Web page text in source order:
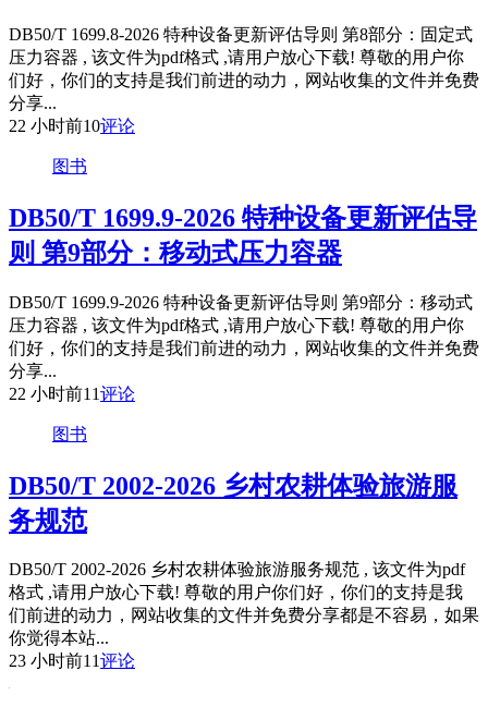
DB50/T 1699.8-2026 特种设备更新评估导则 第8部分：固定式
压力容器 , 该文件为pdf格式 ,请用户放心下载! 尊敬的用户你
们好，你们的支持是我们前进的动力，网站收集的文件并免费
分享...
22 小时前10评论
图书
DB50/T 1699.9-2026 特种设备更新评估导
则 第9部分：移动式压力容器
DB50/T 1699.9-2026 特种设备更新评估导则 第9部分：移动式
压力容器 , 该文件为pdf格式 ,请用户放心下载! 尊敬的用户你
们好，你们的支持是我们前进的动力，网站收集的文件并免费
分享...
22 小时前11评论
图书
DB50/T 2002-2026 乡村农耕体验旅游服
务规范
DB50/T 2002-2026 乡村农耕体验旅游服务规范 , 该文件为pdf
格式 ,请用户放心下载! 尊敬的用户你们好，你们的支持是我
们前进的动力，网站收集的文件并免费分享都是不容易，如果
你觉得本站...
23 小时前11评论